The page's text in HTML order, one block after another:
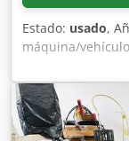
Estado: usado,
máquina/
vacío:2.000 kg,
Kuper FLI 1000
industrial para el